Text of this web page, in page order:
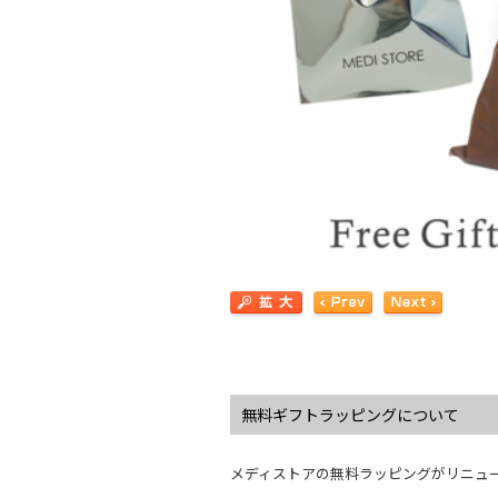
無料ギフトラッピングについて
メディストアの無料ラッピングがリニュ